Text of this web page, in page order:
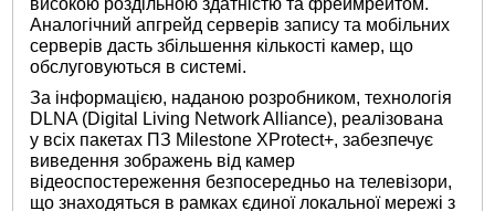
Аналогічний апгрейд серверів запису та мобільних
серверів дасть збільшення кількості камер, що
обслуговуються в системі.
За інформацією, наданою розробником, технологія
DLNA (Digital Living Network Alliance), реалізована
у всіх пакетах ПЗ Milestone XProtect+, забезпечує
виведення зображень від камер
відеоспостереження безпосередньо на телевізори,
що знаходяться в рамках єдиної локальної мережі з